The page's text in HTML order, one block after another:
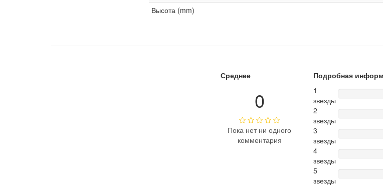
Высота (mm)
Среднее
0
Пока нет ни одного
комментария
Подробная
1
звезды
2
звезды
3
звезды
4
звезды
5
звезды